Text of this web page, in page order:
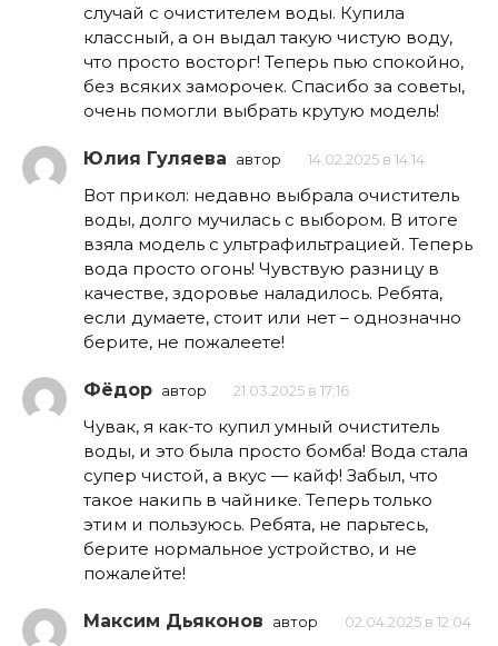
случай с очистителем воды. Купила
классный, а он выдал такую чистую воду,
что просто восторг! Теперь пью спокойно,
без всяких заморочек. Спасибо за советы,
очень помогли выбрать крутую модель!
Юлия Гуляева автор 14.02.2025 в 14:14
Вот прикол: недавно выбрала очиститель
воды, долго мучилась с выбором. В итоге
взяла модель с ультрафильтрацией. Теперь
вода просто огонь! Чувствую разницу в
качестве, здоровье наладилось. Ребята,
если думаете, стоит или нет – однозначно
берите, не пожалеете!
Фёдор автор 21.03.2025 в 17:16
Чувак, я как-то купил умный очиститель
воды, и это была просто бомба! Вода стала
супер чистой, а вкус — кайф! Забыл, что
такое накипь в чайнике. Теперь только
этим и пользуюсь. Ребята, не парьтесь,
берите нормальное устройство, и не
пожалейте!
Максим Дьяконов автор 02.04.2025 в 12:04